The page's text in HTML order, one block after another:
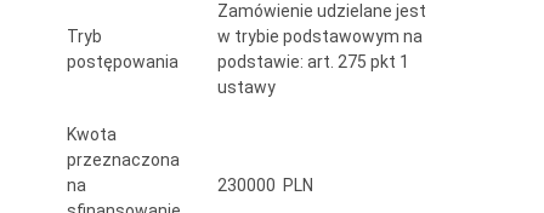
Tryb
postępowania
Zamówienie udzielane jest
w trybie podstawowym na
podstawie: art. 275 pkt 1
ustawy
Kwota
przeznaczona
na
230000 PLN